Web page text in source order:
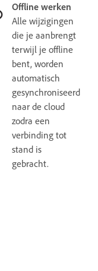
Offline werken
Alle wijzigingen
die je aanbrengt
terwijl je offline
bent, worden
automatisch
gesynchroniseerd
naar de cloud
zodra een
verbinding tot
stand is
gebracht.